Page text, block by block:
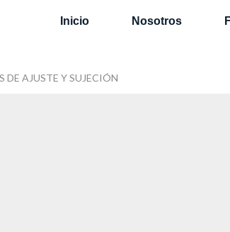
Inicio Nosotros
DE AJUSTE Y SUJECIÓN